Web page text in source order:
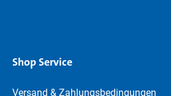
Shop Service
Versand & Zahlungsbedingungen